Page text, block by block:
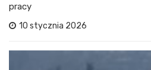
pracy
10 stycznia 2026